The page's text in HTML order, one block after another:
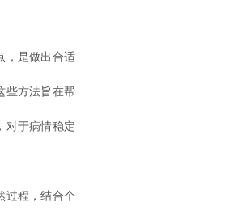
，是做出合适
些方法旨在帮
对于病情稳定
程，结合个